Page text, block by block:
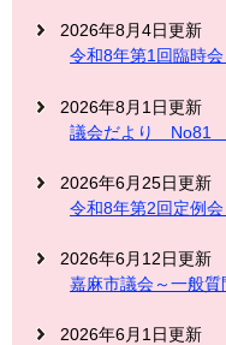
2026年8月4日更新
令和8年第1回臨時
2026年8月1日更新
議会だより No81
2026年6月25日更新
令和8年第2回定例
2026年6月12日更新
嘉麻市議会～一般
2026年6月1日更新